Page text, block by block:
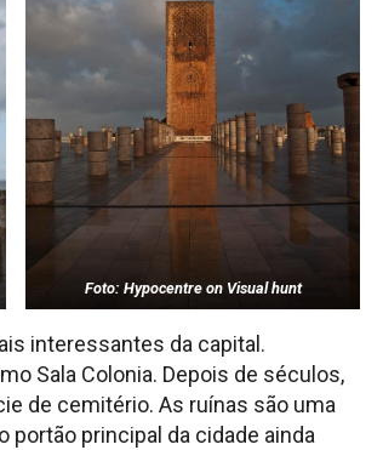
Foto: Hypocentre on Visual hunt
interessantes da capital.
Sala Colonia. Depois de séculos,
de cemitério. As ruínas são uma
principal da cidade ainda